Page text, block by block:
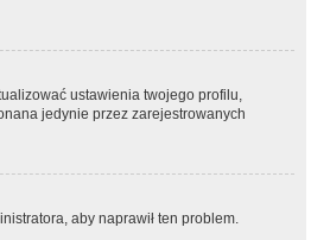
ustawienia twojego profilu,
jedynie przez zarejestrowanych
aby naprawił ten problem.